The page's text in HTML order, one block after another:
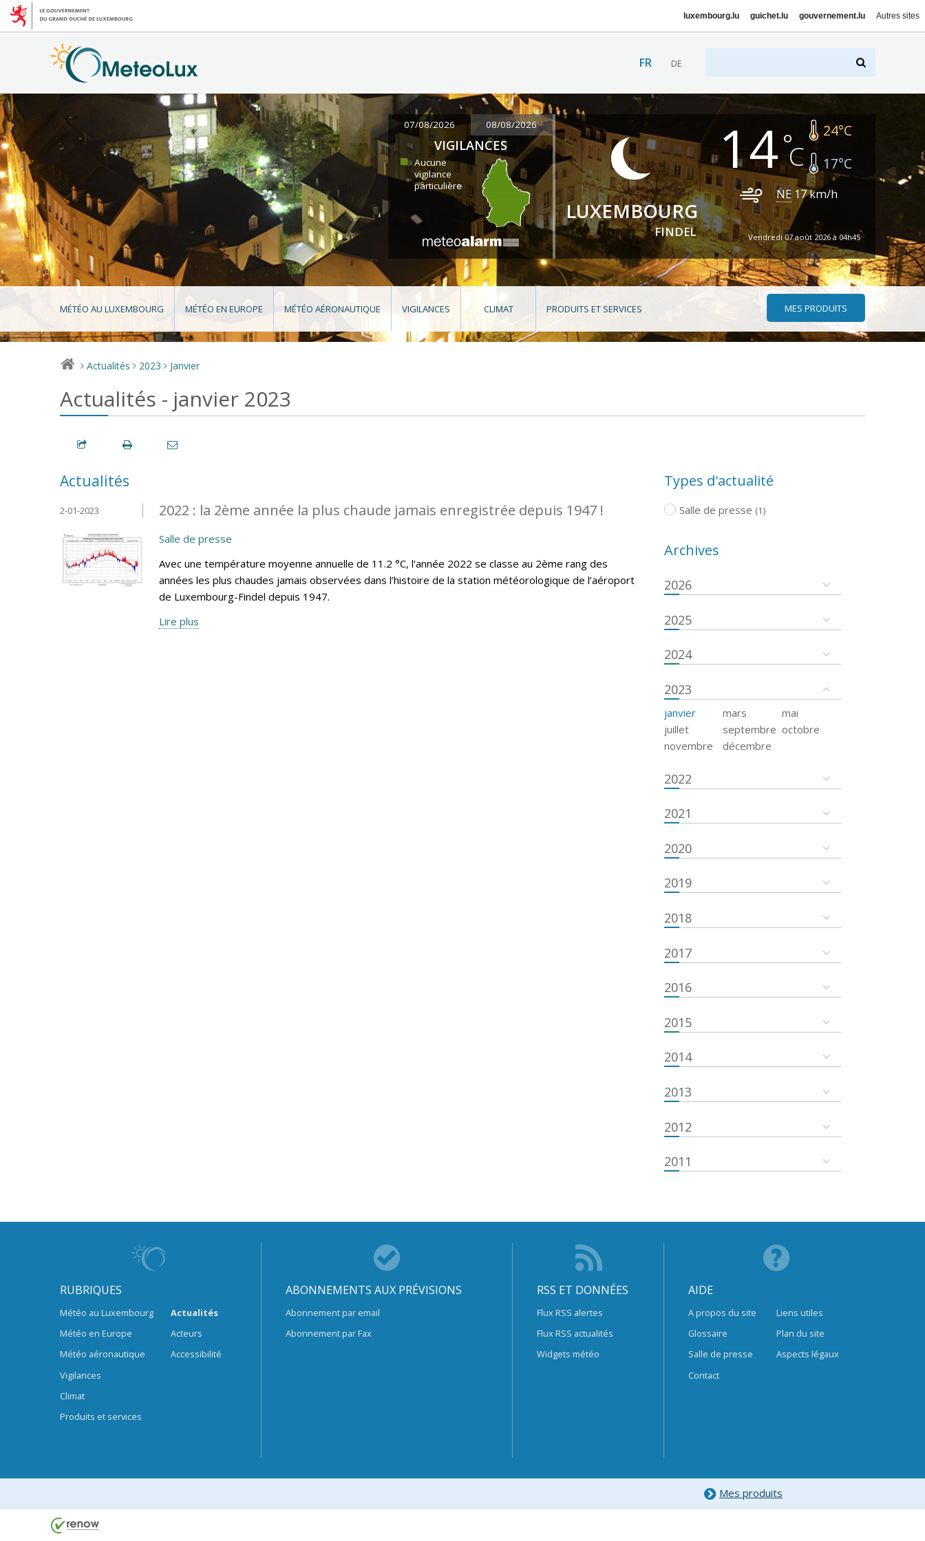
luxembourg.lu guichet.lu gouvernement.lu Autres sites
FR DE
07/08/2026 08/08/2026
VIGILANCES
Aucune
vigilance
particulière
LUXEMBOURG
FINDEL
14 24°C
17°C
NE 17km/h
Vendredi 07 août 2026 à 04h45
MÉTÉO AU LUXEMBOURG MÉTÉO EN EUROPE MÉTÉO AÉRONAUTIQUE VIGILANCES CLIMAT PRODUITS ET SERVICES MES PRODUITS
> Actualités > 2023 > Janvier
Actualités - janvier 2023
Actualités
2022 : la 2ème année la plus chaude jamais enregistrée depuis 1947 !
2-01-2023
Salle de presse
Avec une température moyenne annuelle de 11.2 °C, l’année 2022 se classe au 2ème rang des
années les plus chaudes jamais observées dans l’histoire de la station météorologique de l’aéroport
de Luxembourg-Findel depuis 1947.
Lire plus
Types d'actualité
Salle de presse (1)
Archives
2026
2025
2024
2023
janvier mars
mai
juillet
septembre octobre
novembre
décembre
2022
2021
2020
2019
2018
2017
2016
2015
2014
2013
2012
2011
RUBRIQUES
Météo au Luxembourg
Météo en Europe
Météo aéronautique
Vigilances
Climat
Produits et services
Actualités
Acteurs
Accessibilité
ABONNEMENTS AUX PRÉVISIONS
Abonnement par email
Abonnement par Fax
RSS ET DONNÉES
Flux RSS alertes
Flux RSS actualités
Widgets météo
AIDE
A propos du site
Glossaire
Salle de presse
Contact
Liens utiles
Plan du site
Aspects légaux
Mes produits